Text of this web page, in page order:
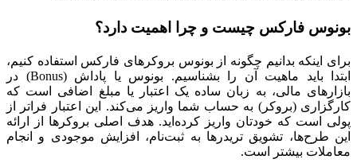
بونوس فارکس چیست و چرا اهمیت دارد؟
برای اینکه بدانیم چگونه از بونوس بروکرهای فارکس استفاده کنیم،
ابتدا باید ماهیت آن را بشناسیم. بونوس یا پاداش (Bonus) در
بازارهای مالی، به زبان ساده یک اعتبار یا مبلغ اضافی است که
کارگزاری (بروکر) به حساب شما واریز می‌کند. این اعتبار فراتر از
پولی است که خودتان واریز کرده‌اید. هدف اصلی بروکرها از ارائه
این طرح‌ها، تشویق تریدرها به ثبت‌نام، افزایش موجودی و انجام
معاملات بیشتر است.